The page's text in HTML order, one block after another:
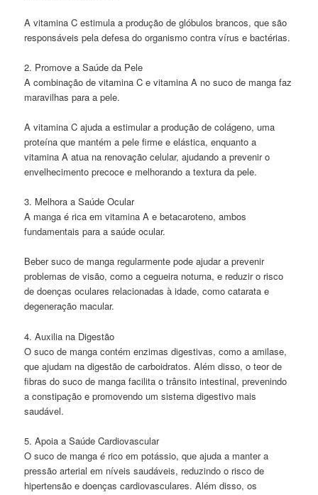
A vitamina C estimula a produção de glóbulos brancos, que são
responsáveis pela defesa do organismo contra vírus e bactérias.
2. Promove a Saúde da Pele
A combinação de vitamina C e vitamina A no suco de manga faz
maravilhas para a pele.
A vitamina C ajuda a estimular a produção de colágeno, uma
proteína que mantém a pele firme e elástica, enquanto a
vitamina A atua na renovação celular, ajudando a prevenir o
envelhecimento precoce e melhorando a textura da pele.
3. Melhora a Saúde Ocular
A manga é rica em vitamina A e betacaroteno, ambos
fundamentais para a saúde ocular.
Beber suco de manga regularmente pode ajudar a prevenir
problemas de visão, como a cegueira noturna, e reduzir o risco
de doenças oculares relacionadas à idade, como catarata e
degeneração macular.
4. Auxilia na Digestão
O suco de manga contém enzimas digestivas, como a amilase,
que ajudam na digestão de carboidratos. Além disso, o teor de
fibras do suco de manga facilita o trânsito intestinal, prevenindo
a constipação e promovendo um sistema digestivo mais
saudável.
5. Apoia a Saúde Cardiovascular
O suco de manga é rico em potássio, que ajuda a manter a
pressão arterial em níveis saudáveis, reduzindo o risco de
hipertensão e doenças cardiovasculares. Além disso, os